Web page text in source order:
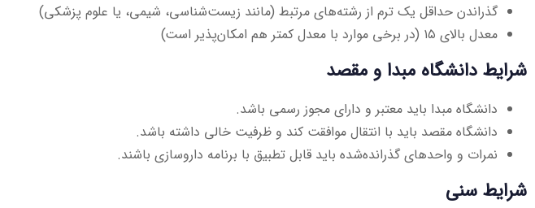
گذراندن حداقل یک ترم از رشته‌های مرتبط (مانند زیست‌شناسی، شیمی، یا علوم پزشکی)
معدل بالای ۱۵ (در برخی موارد با معدل کمتر هم امکان‌پذیر است)
شرایط دانشگاه مبدا و مقصد
دانشگاه مبدا باید معتبر و دارای مجوز رسمی باشد.
دانشگاه مقصد باید با انتقال موافقت کند و ظرفیت خالی داشته باشد.
نمرات و واحدهای گذرانده‌شده باید قابل تطبیق با برنامه داروسازی باشند.
شرایط سنی